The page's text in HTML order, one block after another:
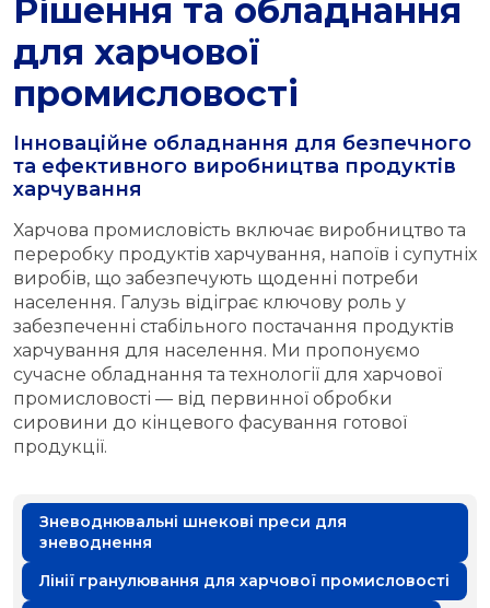
Рішення та обладнання
для харчової
промисловості
Інноваційне обладнання для безпечного
та ефективного виробництва продуктів
харчування
Харчова промисловість включає виробництво та
переробку продуктів харчування, напоїв і супутніх
виробів, що забезпечують щоденні потреби
населення. Галузь відіграє ключову роль у
забезпеченні стабільного постачання продуктів
харчування для населення. Ми пропонуємо
сучасне обладнання та технології для харчової
промисловості — від первинної обробки
сировини до кінцевого фасування готової
продукції.
Зневоднювальні шнекові преси для
зневоднення
Лінії гранулювання для харчової промисловості